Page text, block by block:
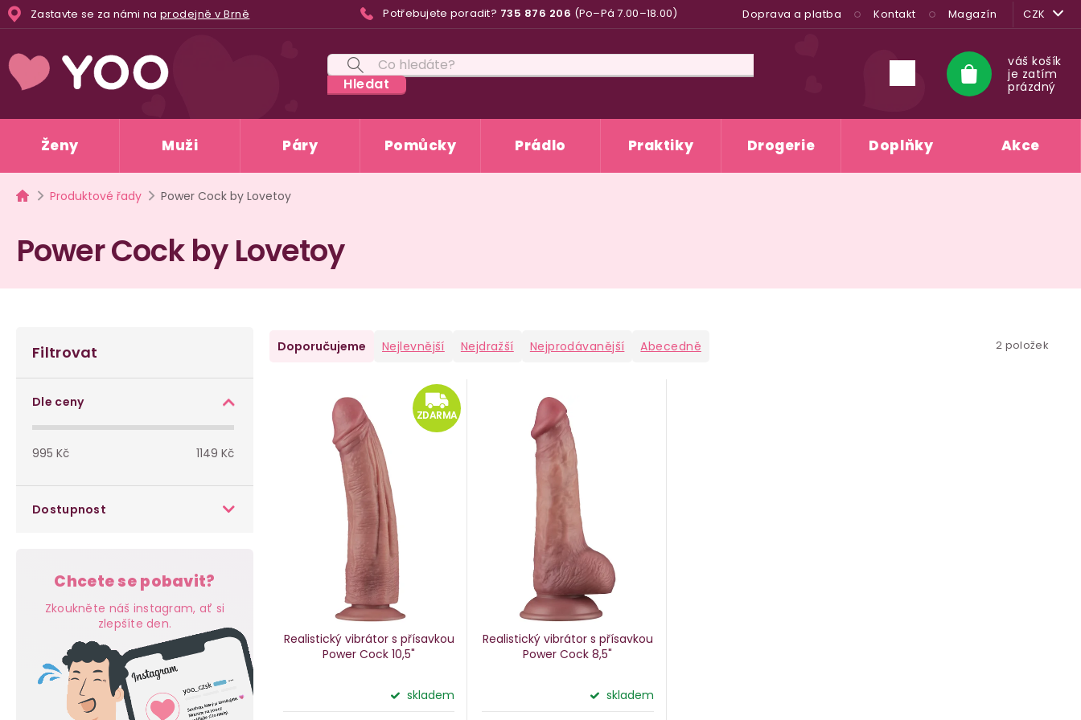
Přejít
na
Zastavte se za námi na prodejně v Brně Potřebujete poradit? 735 876 206 (Po–Pá 7.00–18.00) Doprava a platba Kontakt Magazín CZK
Hledat
Nákupní
košík
váš košík
je zatím
prázdný
Ženy Muži Páry Pomůcky Prádlo Praktiky Drogerie Doplňky Akce
Domů
Produktové řady Power Cock by Lovetoy
Power Cock by Lovetoy
o
Filtrovat
Dle ceny
995 Kč 1149 Kč
Dostupnost
Chcete se pobavit?
Zkoukněte náš instagram, ať si
zlepšíte den.
Ř
d
Doporučujeme Nejlevnější Nejdražší Nejprodávanější Abecedně 2 položek
ZDARMA
ZDARMA
Realistický vibrátor s přísavkou
Power Cock 10,5"
skladem
Realistický vibrátor s přísavkou
Power Cock 8,5"
skladem